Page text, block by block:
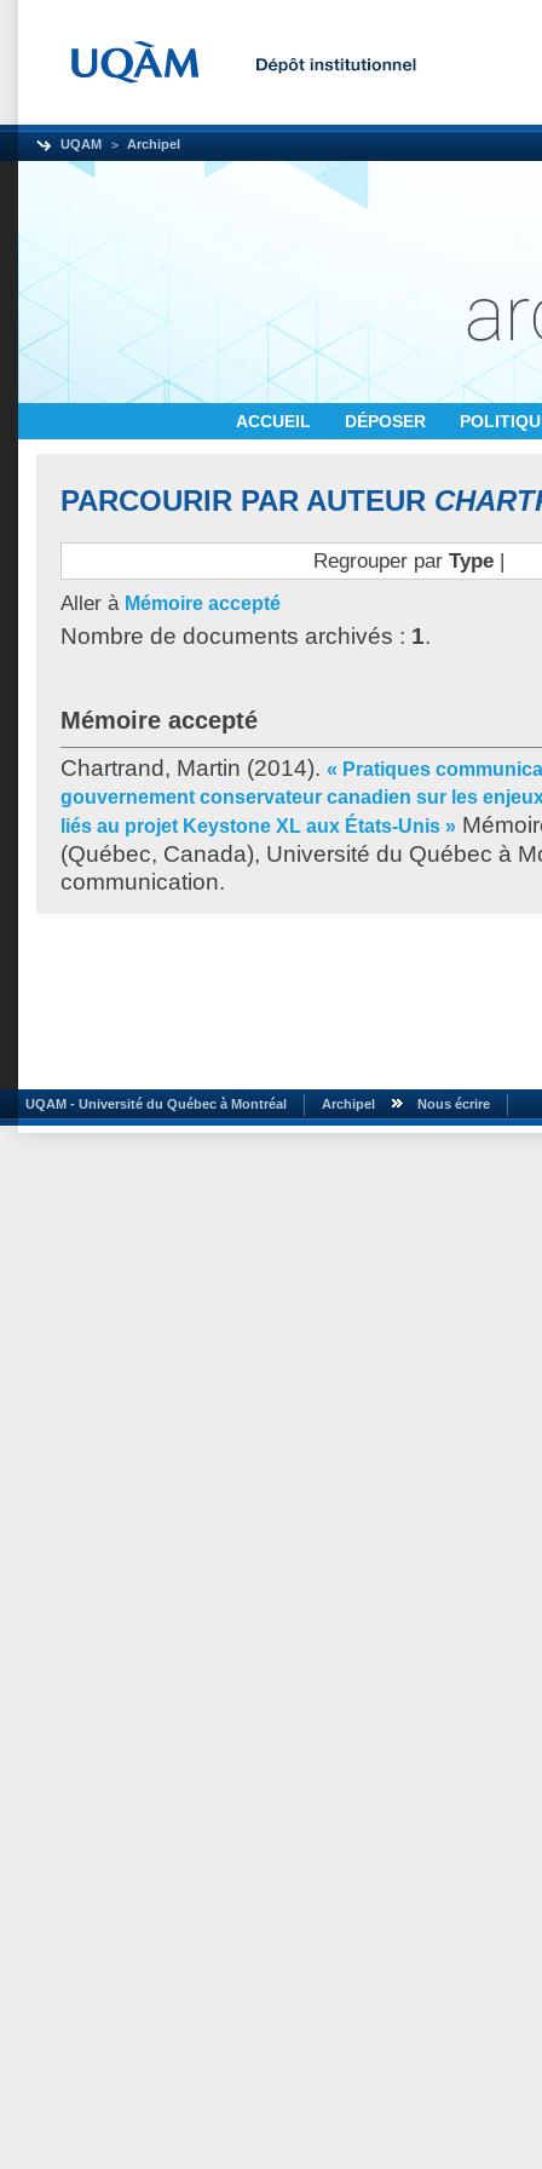
UQAM Archipel
ACCUEIL DÉPOSER
PARCOURIR PAR AUTEUR
Regrouper par Type|
Aller à Mémoire accepté
Nombre de documents archivés : 1.
Mémoire accepté
Chartrand, Martin (2014). « Pratiques
gouvernement conservateur canadien sur les
liés au projet Keystone XL aux États-Unis »
(Québec, Canada), Université du Québec à
communication.
UQAM - Université du Québec à Montréal Archipel Nous écrire